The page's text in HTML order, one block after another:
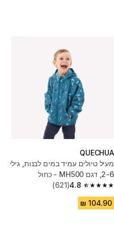
QUECHUA
מעיל טיולים עמיד במים לבנות, גילי
2-6, דגם MH500 - כחול
4.8
4.8 out of 5 stars from 621 reviews
(621)